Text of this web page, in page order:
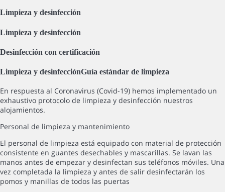
Limpieza y desinfección
Limpieza y desinfección
Desinfección con certificación
Limpieza y desinfecciónGuía estándar de limpieza
En respuesta al Coronavirus (Covid-19) hemos implementado un
exhaustivo protocolo de limpieza y desinfección nuestros
alojamientos.
Personal de limpieza y mantenimiento
El personal de limpieza está equipado con material de protección
consistente en guantes desechables y mascarillas. Se lavan las
manos antes de empezar y desinfectan sus teléfonos móviles. Una
vez completada la limpieza y antes de salir desinfectarán los
pomos y manillas de todos las puertas